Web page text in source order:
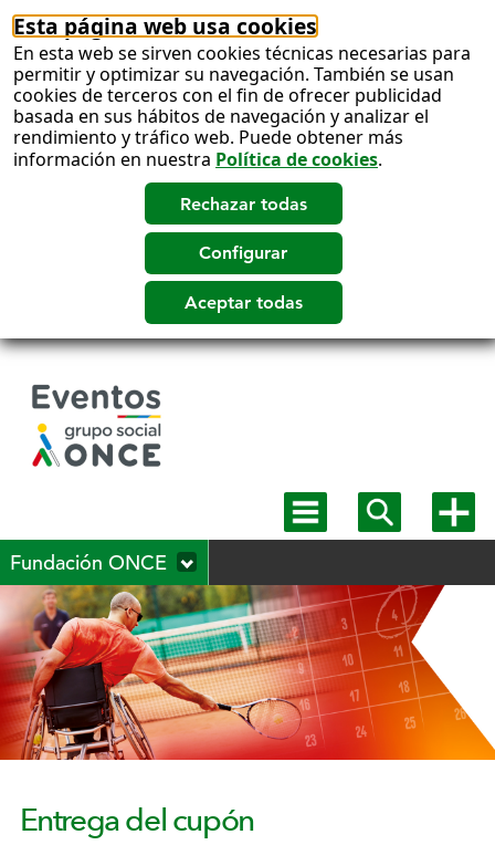
Esta página web usa cookies
En esta web se sirven cookies técnicas necesarias para
permitir y optimizar su navegación. También se usan
cookies de terceros con el fin de ofrecer publicidad
basada en sus hábitos de navegación y analizar el
rendimiento y tráfico web. Puede obtener más
información en nuestra Política de cookies.
Mostrar
menú
Mostrar
buscadormás
Fundación ONCE
Entrega del cupón